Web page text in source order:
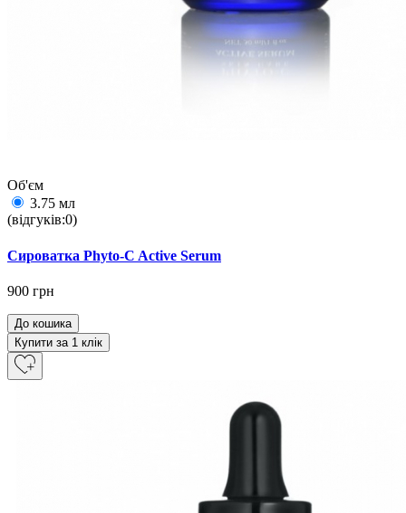
Об'єм
3.75 мл
(відгуків:0)
Сироватка Phyto-C Active Serum
900 грн
До кошика
Купити за 1 клiк